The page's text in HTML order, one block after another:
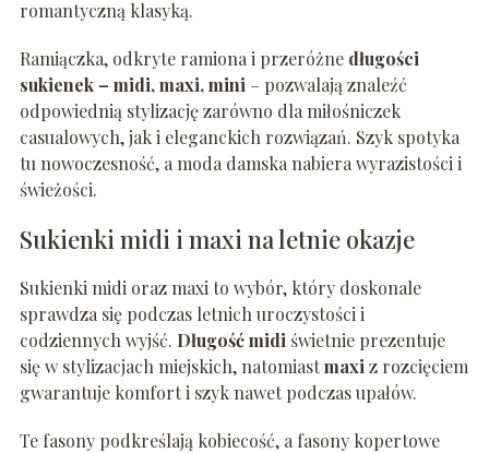
romantyczną klasyką.
Ramiączka, odkryte ramiona i przeróżne długości
sukienek – midi, maxi, mini – pozwalają znaleźć
odpowiednią stylizację zarówno dla miłośniczek
casualowych, jak i eleganckich rozwiązań. Szyk spotyka
tu nowoczesność, a moda damska nabiera wyrazistości i
świeżości.
Sukienki midi i maxi na letnie okazje
Sukienki midi oraz maxi to wybór, który doskonale
sprawdza się podczas letnich uroczystości i
codziennych wyjść. Długość midi świetnie prezentuje
się w stylizacjach miejskich, natomiastmaxi z rozcięciem
gwarantuje komfort i szyk nawet podczas upałów.
Te fasony podkreślają kobiecość, a fasony kopertowe